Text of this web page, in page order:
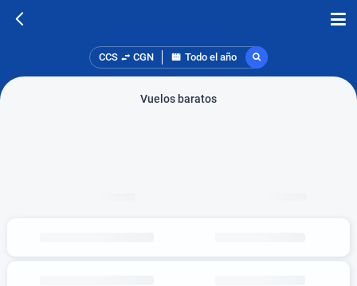
CCS CGN Todo el año
Vuelos baratos